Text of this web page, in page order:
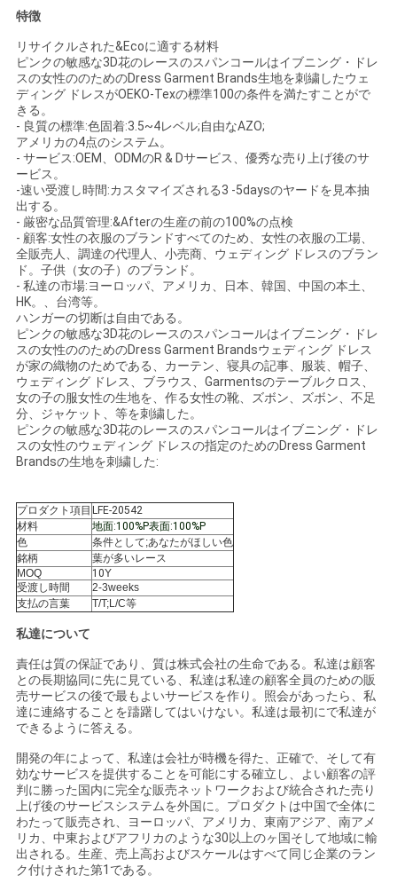
頼
地
図
プ
ラ
イ
バ
シ
ー
ポ
リ
シ
ー
特徴
リサイクルされた&Ecoに適する材料
ピンクの敏感な3D花のレースのスパンコールはイブニング・ドレ
スの女性ののためのDress Garment Brands生地を刺繍したウェ
ディング ドレスがOEKO-Texの標準100の条件を満たすことがで
きる。
- 良質の標準:色固着:3.5~4レベル;自由なAZO;
アメリカの4点のシステム。
- サービス:OEM、ODMのR & Dサービス、優秀な売り上げ後のサ
ービス。
-速い受渡し時間:カスタマイズされる3 -5daysのヤードを見本抽
出する。
- 厳密な品質管理:&Afterの生産の前の100%の点検
- 顧客:女性の衣服のブランドすべてのため、女性の衣服の工場、
全販売人、調達の代理人、小売商、ウェディング ドレスのブラン
ド。子供（女の子）のブランド。
- 私達の市場:ヨーロッパ、アメリカ、日本、韓国、中国の本土、
HK。、台湾等。
ハンガーの切断は自由である。
ピンクの敏感な3D花のレースのスパンコールはイブニング・ドレ
スの女性ののためのDress Garment Brandsウェディング ドレス
が家の織物のためである、カーテン、寝具の記事、服装、帽子、
ウェディング ドレス、ブラウス、Garmentsのテーブルクロス、
女の子の服女性の生地を、作る女性の靴、ズボン、ズボン、不足
分、ジャケット、等を刺繍した。
ピンクの敏感な3D花のレースのスパンコールはイブニング・ドレ
スの女性のウェディング ドレスの指定のためのDress Garment
Brandsの生地を刺繍した:
プロダクト項目 LFE-20542
材料
地面:100%P表面:100%P
色
条件として;あなたがほしい色
銘柄
葉が多いレース
MOQ
10Y
受渡し時間
2-3weeks
支払の言葉
T/T;L/C等
私達について
責任は質の保証であり、質は株式会社の生命である。私達は顧客
との長期協同に先に見ている、私達は私達の顧客全員のための販
売サービスの後で最もよいサービスを作り。照会があったら、私
達に連絡することを躊躇してはいけない。私達は最初にで私達が
できるように答える。
開発の年によって、私達は会社が時機を得た、正確で、そして有
効なサービスを提供することを可能にする確立し、よい顧客の評
判に勝った国内に完全な販売ネットワークおよび統合された売り
上げ後のサービスシステムを外国に。プロダクトは中国で全体に
わたって販売され、ヨーロッパ、アメリカ、東南アジア、南アメ
リカ、中東およびアフリカのような30以上のヶ国そして地域に輸
出される。生産、売上高およびスケールはすべて同じ企業のラン
ク付けされた第1である。